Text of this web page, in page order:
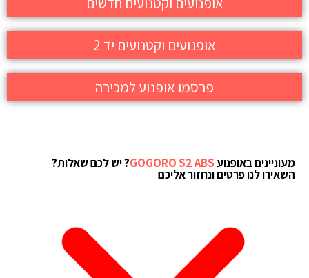
אופנועים וקטנועים יד 2
פרסמו אופנוע למכירה
מעוניינים באופנועGOGORO S2 ABS? יש לכם שאלות?
השאירו לנו פרטים ונחזור אליכם